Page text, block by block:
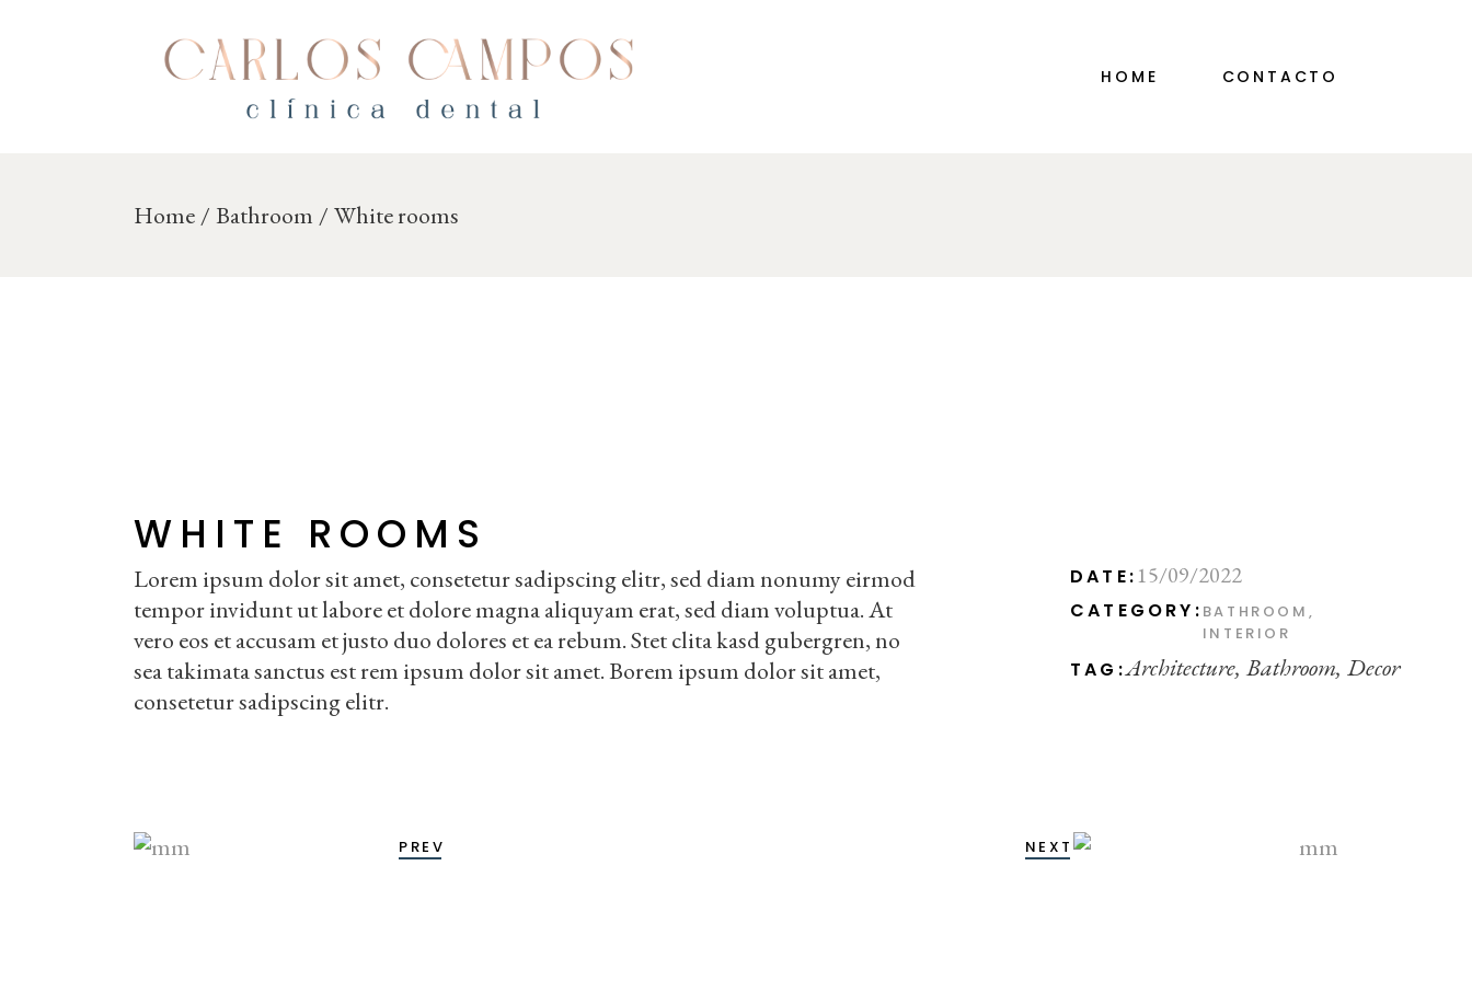
HOME CONTACTO
Home Bathroom White rooms
WHITE ROOMS
Lorem ipsum dolor sit amet, consetetur sadipscing elitr, sed diam nonumy eirmod
tempor invidunt ut labore et dolore magna aliquyam erat, sed diam voluptua. At
vero eos et accusam et justo duo dolores et ea rebum. Stet clita kasd gubergren, no
sea takimata sanctus est rem ipsum dolor sit amet. Borem ipsum dolor sit amet,
consetetur sadipscing elitr.
DATE: 15/09/2022
CATEGORY: BATHROOM
INTERIOR
TAG:Architecture Bathroom Decor
PREV NEXT